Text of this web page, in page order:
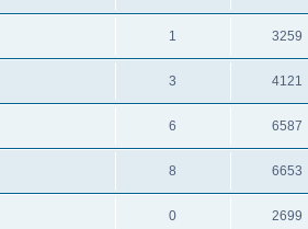
1 3259
3 4121
6 6587
8 6653
0 2699